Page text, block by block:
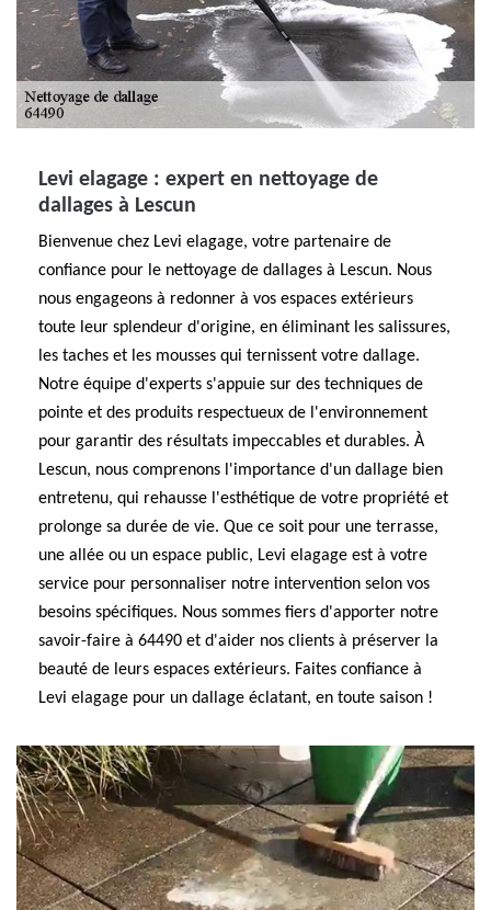
Levi elagage : expert en nettoyage de
dallages à Lescun
Bienvenue chez Levi elagage, votre partenaire de
confiance pour le nettoyage de dallages à Lescun. Nous
nous engageons à redonner à vos espaces extérieurs
toute leur splendeur d'origine, en éliminant les salissures,
les taches et les mousses qui ternissent votre dallage.
Notre équipe d'experts s'appuie sur des techniques de
pointe et des produits respectueux de l'environnement
pour garantir des résultats impeccables et durables. À
Lescun, nous comprenons l'importance d'un dallage bien
entretenu, qui rehausse l'esthétique de votre propriété et
prolonge sa durée de vie. Que ce soit pour une terrasse,
une allée ou un espace public, Levi elagage est à votre
service pour personnaliser notre intervention selon vos
besoins spécifiques. Nous sommes fiers d'apporter notre
savoir-faire à 64490 et d'aider nos clients à préserver la
beauté de leurs espaces extérieurs. Faites confiance à
Levi elagage pour un dallage éclatant, en toute saison !